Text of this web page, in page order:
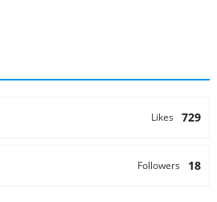
729
Likes
18
Followers